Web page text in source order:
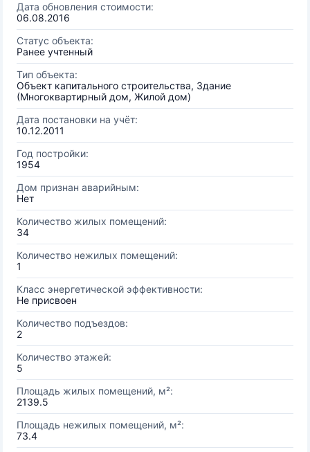
Дата обновления стоимости:
06.08.2016
Статус объекта:
Ранее учтенный
Тип объекта:
Объект капитального строительства, Здание
(Многоквартирный дом, Жилой дом)
Дата постановки на учёт:
10.12.2011
Год постройки:
1954
Дом признан аварийным:
Нет
Количество жилых помещений:
34
Количество нежилых помещений:
1
Класс энергетической эффективности:
Не присвоен
Количество подъездов:
2
Количество этажей:
5
Площадь жилых помещений, м²:
2139.5
Площадь нежилых помещений, м²:
73.4